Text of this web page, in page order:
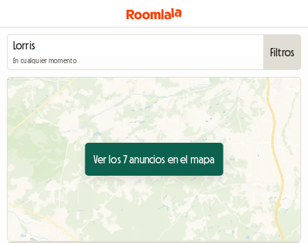
En cualquier momento
Filtros
Ver los 7 anuncios en el mapa